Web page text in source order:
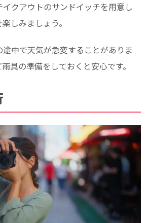
クアウトのサンドイッチを用意し
しみましょう。
中で天気が急変することがありま
具の準備をしておくと安心です。